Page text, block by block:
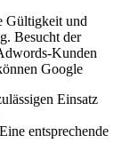
Gültigkeit und
Besucht der
Kunden
Google
Einsatz
entsprechende